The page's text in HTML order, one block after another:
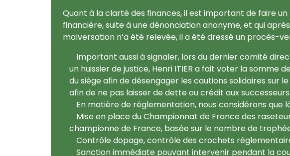
Quant à la clarté des finances, il est important de faire
financière, suite à une dénonciation anonyme, et qui
malversation n’a été relevée, il a été dressé un procès-
Important aussi à signaler, lors du dernier comité
un huissier de justice, Henri ITIER a fait voter la somme
du siège afin de désengager les cautions solidaires sur
afin de ne pas laisser de dette ou crédit aux successeurs.
En matière de réglementation, nous considérons que
Mise en place du Championnat de France des
championne de France, basée sur le nombre de
Contrôle dopage, contrôle des crochets
Sanction immédiate pouvant intervenir pendant la